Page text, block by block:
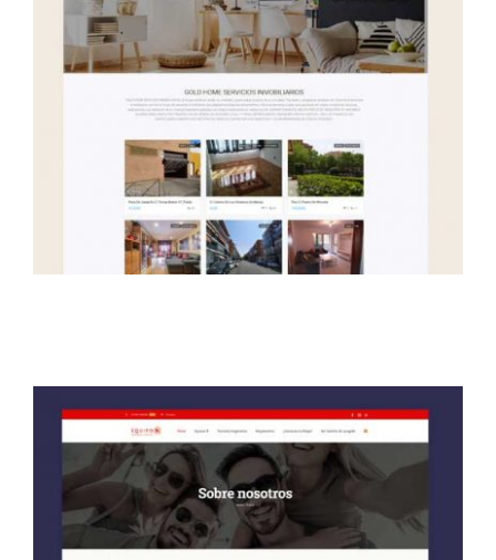
Agente Kit Digital
Gold Home Servicios
Inmobiliarios